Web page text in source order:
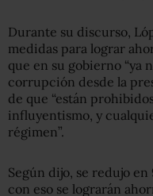
Durante su discurso,
medidas para lograr
que en su gobierno “ya
corrupción desde la
de que “están
influyentismo, y
régimen”.
Según dijo, se redujo
con eso se lograrán